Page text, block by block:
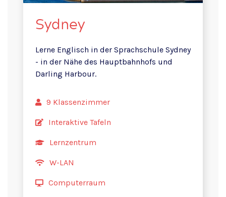
Sydney
Lerne Englisch in der Sprachschule Sydney
- in der Nähe des Hauptbahnhofs und
Darling Harbour.
9 Klassenzimmer
Interaktive Tafeln
Lernzentrum
W-LAN
Computerraum